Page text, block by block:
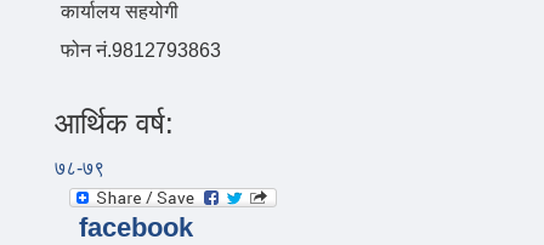
कार्यालय सहयोगी
फोन नं.9812793863
आर्थिक वर्ष:
७८-७९
facebook